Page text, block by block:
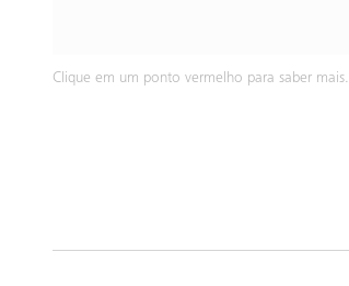
Clique em um ponto vermelho para saber mais.